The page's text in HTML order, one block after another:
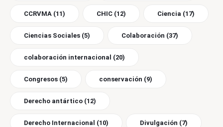
CCRVMA (11) CHIC (12) Ciencia (17)
Ciencias Sociales (5) Colaboración (37)
colaboración internacional (20)
Congresos (5) conservación (9)
Derecho antártico (12)
Derecho Internacional (10) Divulgación (7)